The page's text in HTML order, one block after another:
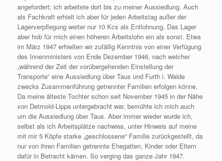
angefordert; ich arbeitete dort bis zu meiner Aussiedlung. Auch
als Fachkraft erhielt ich aber für jeden Arbeitstag außer der
Lagerverpflegung weiter nur 10 Kcs als Entlohnung. Das Lager
aber hob für mich einen höheren Arbeitslohn ein als sonst. Etwa
im März 1947 erhielten wir zufällig Kenntnis von einer Verfügung
des Innenministers von Ende Dezember 1946, nach welcher
„während der Zeit der vorübergehenden Einstellung der
Transporte“ eine Aussiedlung über Taus und Furth i. Walde
zwecks Zusammenführung getrennter Familien erfolgen könne.
Da meine älteste Tochter schon seit November 1945 in der Nähe
von Detmold-Lippe untergebracht war, bemühte ich mich auch
um die Aussiedlung über Taus. Aber immer wieder wurde ich,
selbst als ich Arbeitsplätze nachwies, unter Hinweis auf meine
mit mir 5 Köpfe starke „geschlossene“ Familie zurückgestellt, da
nur von ihren Familien getrennte Ehegatten, Kinder oder Eltern
dafür in Betracht kämen. So verging das ganze Jahr 1947.